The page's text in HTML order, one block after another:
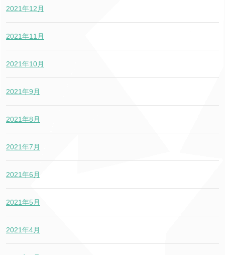
2021年12月
2021年11月
2021年10月
2021年9月
2021年8月
2021年7月
2021年6月
2021年5月
2021年4月